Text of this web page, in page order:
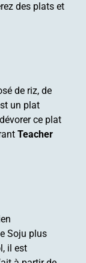
des plats et
de riz, de
un plat
ce plat
Teacher
Soju plus
il est